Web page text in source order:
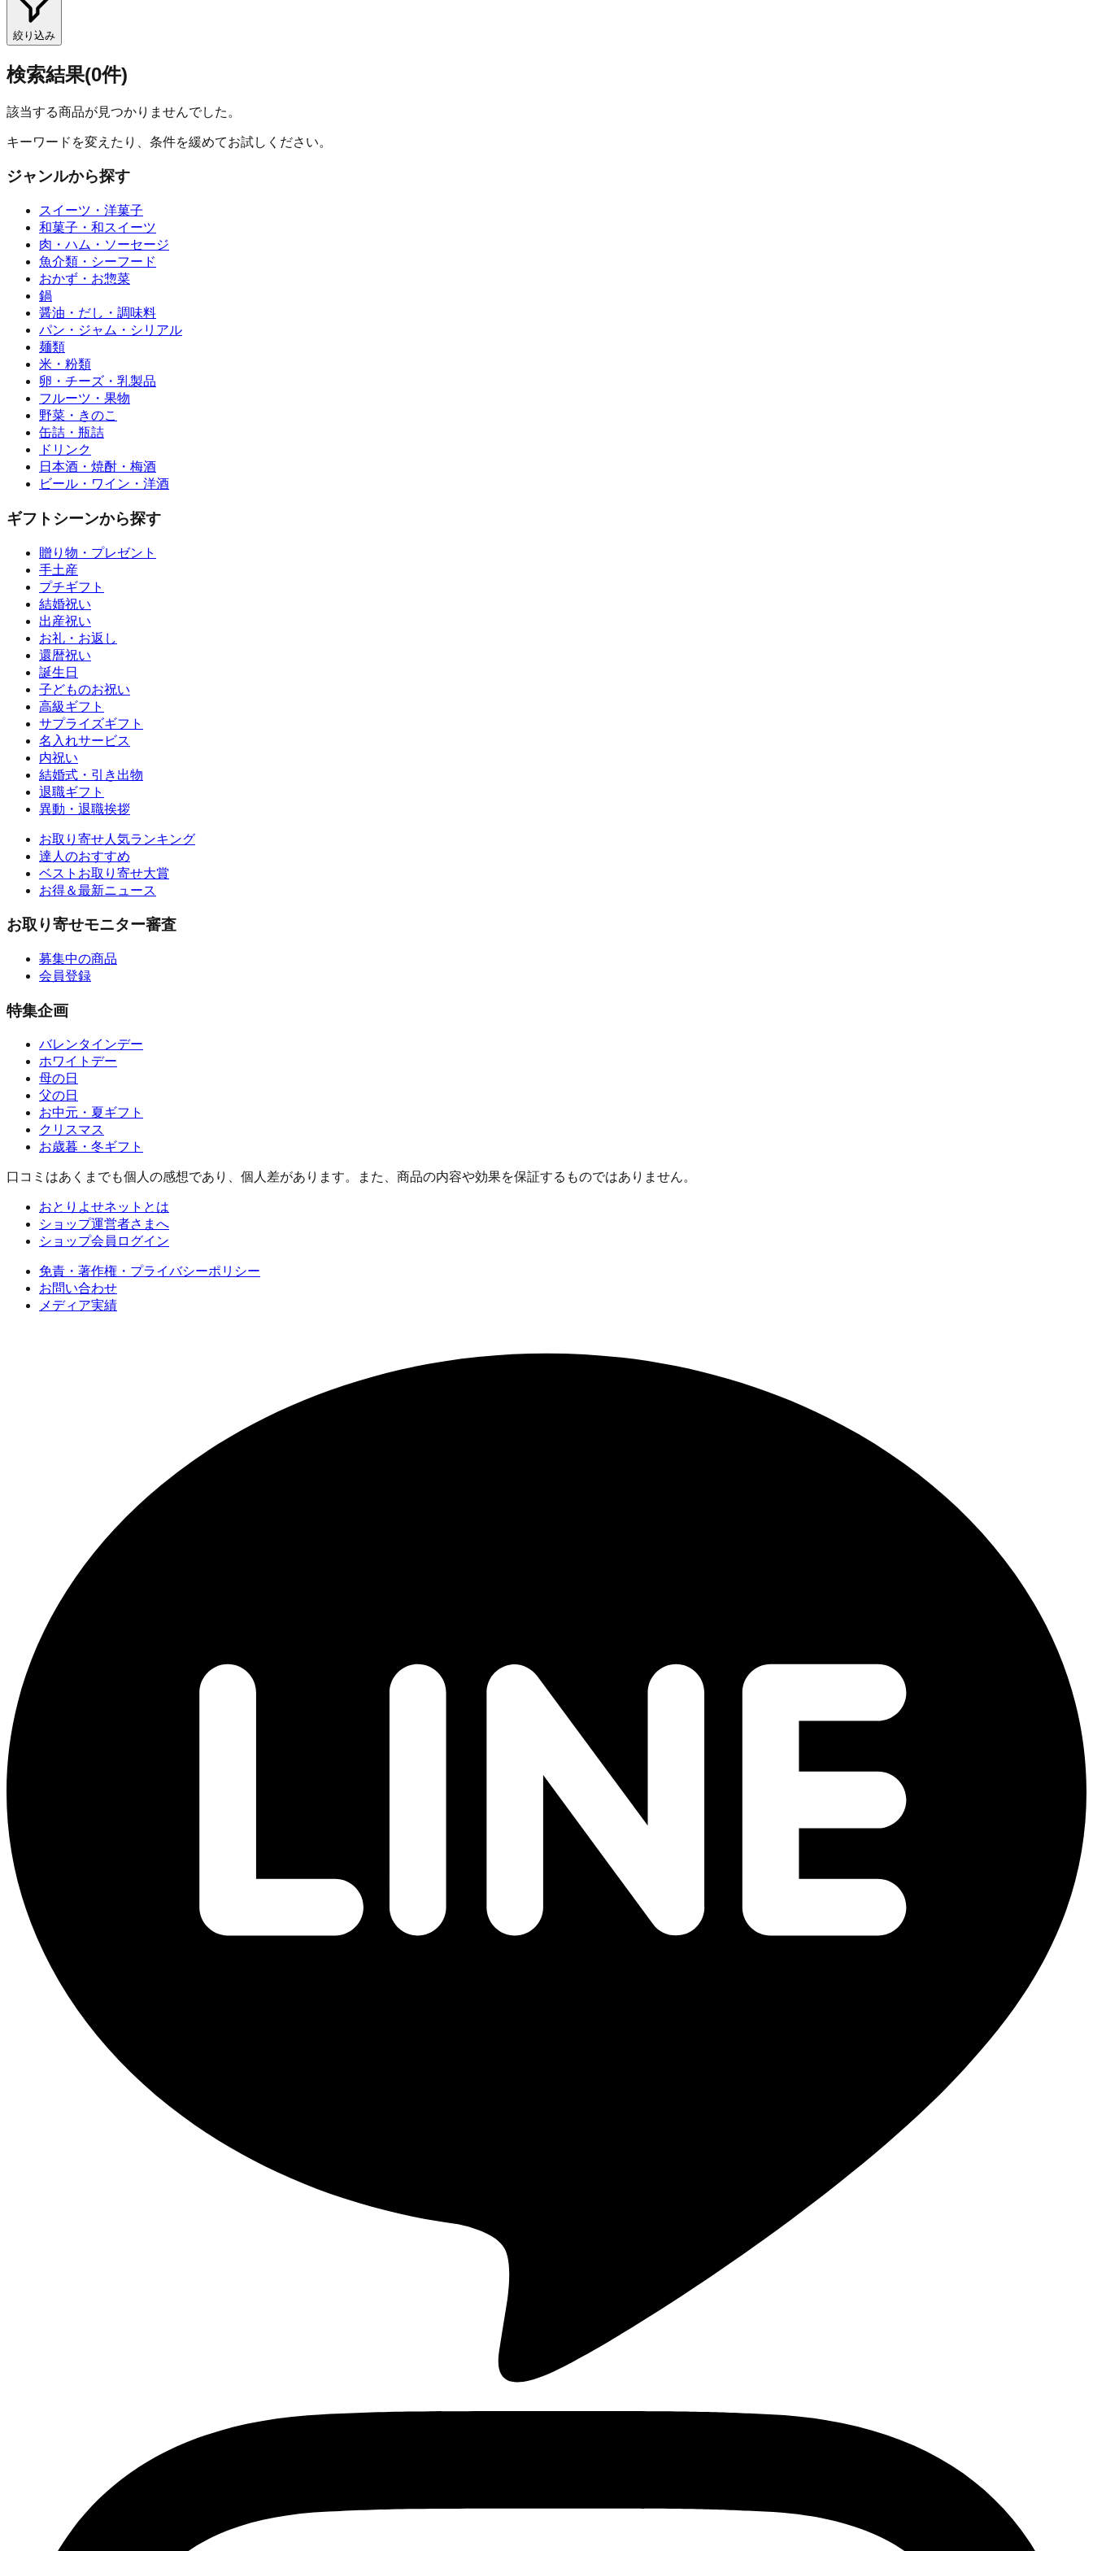
絞り込み
検索結果(0件)
該当する商品が見つかりませんでした。
キーワードを変えたり、条件を緩めてお試しください。
ジャンルから探す
スイーツ・洋菓子
和菓子・和スイーツ
肉・ハム・ソーセージ
魚介類・シーフード
おかず・お惣菜
鍋
醤油・だし・調味料
パン・ジャム・シリアル
麺類
米・粉類
卵・チーズ・乳製品
フルーツ・果物
野菜・きのこ
缶詰・瓶詰
ドリンク
日本酒・焼酎・梅酒
ビール・ワイン・洋酒
ギフトシーンから探す
贈り物・プレゼント
手土産
プチギフト
結婚祝い
出産祝い
お礼・お返し
還暦祝い
誕生日
子どものお祝い
高級ギフト
サプライズギフト
名入れサービス
内祝い
結婚式・引き出物
退職ギフト
異動・退職挨拶
お取り寄せ人気ランキング
達人のおすすめ
ベストお取り寄せ大賞
お得＆最新ニュース
お取り寄せモニター審査
募集中の商品
会員登録
特集企画
バレンタインデー
ホワイトデー
母の日
父の日
お中元・夏ギフト
クリスマス
お歳暮・冬ギフト
口コミはあくまでも個人の感想であり、個人差があります。また、商品の内容や効果を保証するものではありません。
おとりよせネットとは
ショップ運営者さまへ
ショップ会員ログイン
免責・著作権・プライバシーポリシー
お問い合わせ
メディア実績